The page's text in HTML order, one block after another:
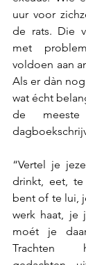
uur voor
de rats. Die
met
voldoen aan
Als er dàn
wat écht
de
“Vertel je
drinkt, eet,
bent of te lui,
werk haat, je
moét je
Trachten